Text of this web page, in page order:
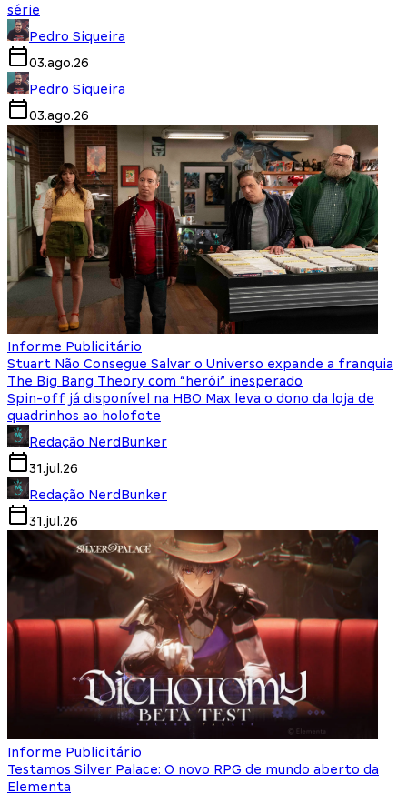
série
Pedro Siqueira
03.ago.26
Pedro Siqueira
03.ago.26
Informe Publicitário
Stuart Não Consegue Salvar o Universo expande a franquia
The Big Bang Theory com “herói” inesperado
Spin-off já disponível na HBO Max leva o dono da loja de
quadrinhos ao holofote
Redação NerdBunker
31.jul.26
Redação NerdBunker
31.jul.26
Informe Publicitário
Testamos Silver Palace: O novo RPG de mundo aberto da
Elementa